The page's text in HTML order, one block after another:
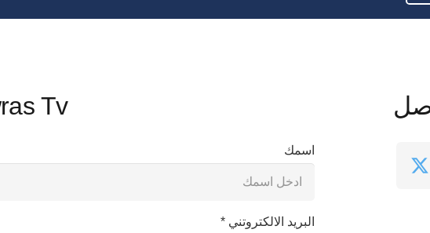
Tv
اسمك
البريد الالكتروتني *